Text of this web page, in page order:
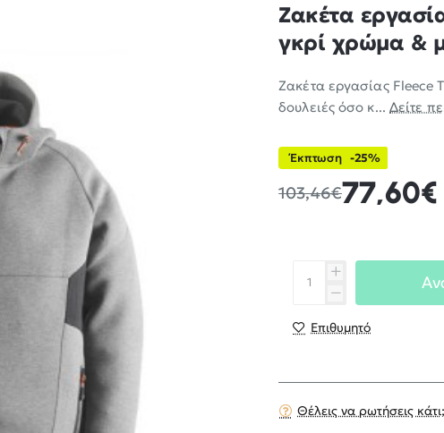
Ζακέτα
γκρί χρώμα &
Ζακέτα εργασίας Fleece
δουλειές όσο κ... Δείτε
Έκπτωση -25%
77,60€
103,46€
Επιθυμητό
Θέλεις να ρωτήσεις κάτι;